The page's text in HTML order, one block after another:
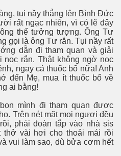
tụi nầy thẳng lên Bình Đức
rất ngạc nhiên, vì có lẽ đây
thể tưởng tượng. Ông Tư
gọi là ông Tư rắn. Tụi nầy rất
dẫn đi tham quan và giải
nọc rắn. Thât không ngờ nọc
ngay cả thuốc bổ nữa! Anh
đến Mẹ, mua ít thuốc bổ về
ai bằng!
mình đi tham quan được
Trên nét mặt mọi ngươi đều
phái đoàn tắp vào nhà sis
thở vài hơi cho thoải mái rồi
vui làm sao, dù bửa cơm hết